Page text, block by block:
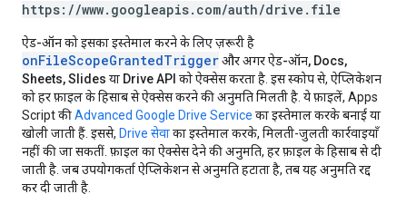
https: //www. googleapis. com/auth/drive . file
ऐड-ऑन को इसका इस्तेमाल करने के लिए ज़रूरी है
onFileScopeGrantedTriggerऔर अगर ऐड-ऑन, Docs,
Sheets, Slides या Drive API को ऐक्सेस करता है . इस स्कोप से, ऐप्लिकेशन
को हर फ़ाइल के हिसाब से ऐक्सेस करने की अनुमति मिलती है. ये फ़ाइलें, Apps
Script कीAdvanced Google Drive Service का इस्तेमाल करके बनाई या
खोली जाती हैं. इससे, Drive सेवाका इस्तेमाल करके, मिलती-जुलती कार्रवाइयाँ
नहीं की जा सकतीं. फ़ाइल का ऐक्सेस देने की अनुमति, हर फ़ाइल के हिसाब से दी
जाती है. जब उपयोगकर्ता ऐप्लिकेशन से अनुमति हटाता है, तब यह अनुमति रद्द
कर दी जाती है.